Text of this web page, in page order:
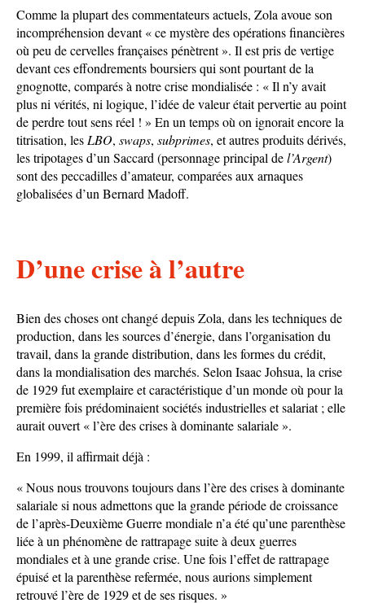
Comme la plupart des commentateurs actuels, Zola avoue son
incompréhension devant « ce mystère des opérations financières
où peu de cervelles françaises pénètrent ». Il est pris de vertige
devant ces effondrements boursiers qui sont pourtant de la
gnognotte, comparés à notre crise mondialisée : « Il n’y avait
plus ni vérités, ni logique, l’idée de valeur était pervertie au point
de perdre tout sens réel ! » En un temps où on ignorait encore la
titrisation, les LBO, swaps, subprimes, et autres produits dérivés,
les tripotages d’un Saccard (personnage principal del’Argent)
sont des peccadilles d’amateur, comparées aux arnaques
globalisées d’un Bernard Madoff.
D’une crise à l’autre
Bien des choses ont changé depuis Zola, dans les techniques de
production, dans les sources d’énergie, dans l’organisation du
travail, dans la grande distribution, dans les formes du crédit,
dans la mondialisation des marchés. Selon Isaac Johsua, la crise
de 1929 fut exemplaire et caractéristique d’un monde où pour la
première fois prédominaient sociétés industrielles et salariat ; elle
aurait ouvert « l’ère des crises à dominante salariale ».
En 1999, il affirmait déjà :
« Nous nous trouvons toujours dans l’ère des crises à dominante
salariale si nous admettons que la grande période de croissance
de l’après-Deuxième Guerre mondiale n’a été qu’une parenthèse
liée à un phénomène de rattrapage suite à deux guerres
mondiales et à une grande crise. Une fois l’effet de rattrapage
épuisé et la parenthèse refermée, nous aurions simplement
retrouvé l’ère de 1929 et de ses risques. »